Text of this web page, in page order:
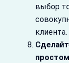
выбор
клиента.